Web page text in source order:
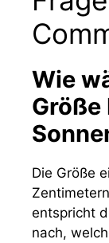
Wie
Größe
Die Größe
entspricht
nach,